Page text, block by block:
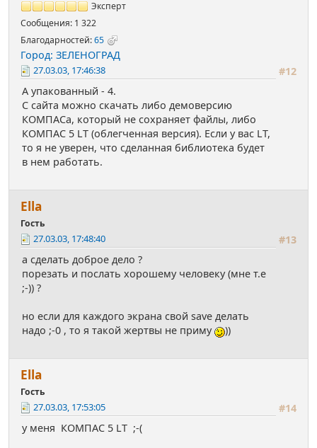
Эксперт
Сообщения: 1 322
Благодарностей:65
Город: ЗЕЛЕНОГРАД
#12
27.03.03, 17:46:38
А упакованный - 4.
С сайта можно скачать либо демоверсию
КОМПАСа, который не сохраняет файлы, либо
КОМПАС 5 LT (облегченная версия). Если у вас LT,
то я не уверен, что сделанная библиотека будет
в нем работать.
Ella
Гость
#13
27.03.03, 17:48:40
а сделать доброе дело ?
порезать и послать хорошему человеку (мне т.е
;-)) ?
но если для каждого экрана свой save делать
надо ;-0 , то я такой жертвы не приму
))
Ella
Гость
#14
27.03.03, 17:53:05
у меня КОМПАС 5 LT ;-(